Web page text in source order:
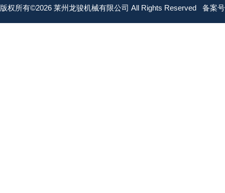
版权所有©2026 莱州龙骏机械有限公司 All Rights Reserved 备案